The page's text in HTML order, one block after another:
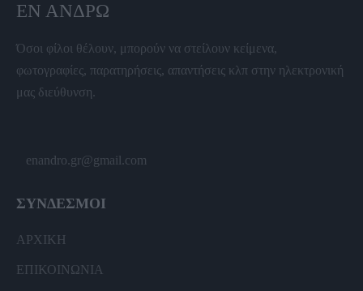
ΕΝ ΆΝΔΡΩ
Όσοι φίλοι θέλουν, μπορούν να στείλουν κείμενα,
φωτογραφίες, παρατηρήσεις, απαντήσεις κλπ στην ηλεκτρονική
μας διεύθυνση.
enandro.gr@gmail.com
ΣΥΝΔΕΣΜΟΙ
ΑΡΧΙΚΗ
ΕΠΙΚΟΙΝΩΝΙΑ